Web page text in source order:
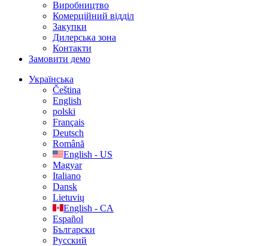
Виробництво
Комерційний відділ
Закупки
Дилерська зона
Контакти
Замовити демо
Українська
Čeština
English
polski
Français
Deutsch
Română
English - US
Magyar
Italiano
Dansk
Lietuvių
English - CA
Español
Български
Русский